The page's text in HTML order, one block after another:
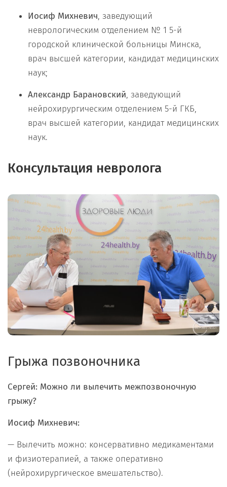
Иосиф Михневич, заведующий
неврологическим отделением № 1 5-й
городской клинической больницы Минска,
врач высшей категории, кандидат медицинских
наук;
Александр Барановский, заведующий
нейрохирургическим отделением 5-й ГКБ,
врач высшей категории, кандидат медицинских
наук.
Консультация невролога
Грыжа позвоночника
Сергей: Можно ли вылечить межпозвоночную
грыжу?
Иосиф Михневич:
— Вылечить можно: консервативно медикаментами
и физиотерапией, а также оперативно
(нейрохирургическое вмешательство).